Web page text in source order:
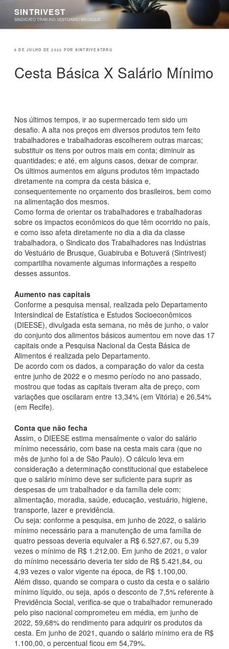
Pular
SINTRIVEST
SINDICATO TRAB.IND.VESTUARIO BRUSQUE
PUBLICADO
8 DE JULHO DE 2022 POR SINTRIVESTBRU
Cesta Básica X Salário Mínimo
Nos últimos tempos, ir ao supermercado tem sido um
desafio. A alta nos preços em diversos produtos tem feito
trabalhadores e trabalhadoras escolherem outras marcas;
substituir os itens por outros mais em conta; diminuir as
quantidades; e até, em alguns casos, deixar de comprar.
Os últimos aumentos em alguns produtos têm impactado
diretamente na compra da cesta básica e,
consequentemente no orçamento dos brasileiros, bem como
na alimentação dos mesmos.
Como forma de orientar os trabalhadores e trabalhadoras
sobre os impactos econômicos do que têm ocorrido no país,
e como isso afeta diretamente no dia a dia da classe
trabalhadora, o Sindicato dos Trabalhadores nas Indústrias
do Vestuário de Brusque, Guabiruba e Botuverá (Sintrivest)
compartilha novamente algumas informações a respeito
desses assuntos.
Aumento nas capitais
Conforme a pesquisa mensal, realizada pelo Departamento
Intersindical de Estatística e Estudos Socioeconômicos
(DIEESE), divulgada esta semana, no mês de junho, o valor
do conjunto dos alimentos básicos aumentou em nove das 17
capitais onde a Pesquisa Nacional da Cesta Básica de
Alimentos é realizada pelo Departamento.
De acordo com os dados, a comparação do valor da cesta
entre junho de 2022 e o mesmo período no ano passado,
mostrou que todas as capitais tiveram alta de preço, com
variações que oscilaram entre 13,34% (em Vitória) e 26,54%
(em Recife).
Conta que não fecha
Assim, o DIEESE estima mensalmente o valor do salário
mínimo necessário, com base na cesta mais cara (que no
mês de junho foi a de São Paulo). O cálculo leva em
consideração a determinação constitucional que estabelece
que o salário mínimo deve ser suficiente para suprir as
despesas de um trabalhador e da família dele com:
alimentação, moradia, saúde, educação, vestuário, higiene,
transporte, lazer e previdência.
Ou seja: conforme a pesquisa, em junho de 2022, o salário
mínimo necessário para a manutenção de uma família de
quatro pessoas deveria equivaler a R$ 6.527,67, ou 5,39
vezes o mínimo de R$ 1.212,00. Em junho de 2021, o valor
do mínimo necessário deveria ter sido de R$ 5.421,84, ou
4,93 vezes o valor vigente na época, de R$ 1.100,00.
Além disso, quando se compara o custo da cesta e o salário
mínimo líquido, ou seja, após o desconto de 7,5% referente à
Previdência Social, verifica-se que o trabalhador remunerado
pelo piso nacional comprometeu em média, em junho de
2022, 59,68% do rendimento para adquirir os produtos da
cesta. Em junho de 2021, quando o salário mínimo era de R$
1.100,00, o percentual ficou em 54,79%.